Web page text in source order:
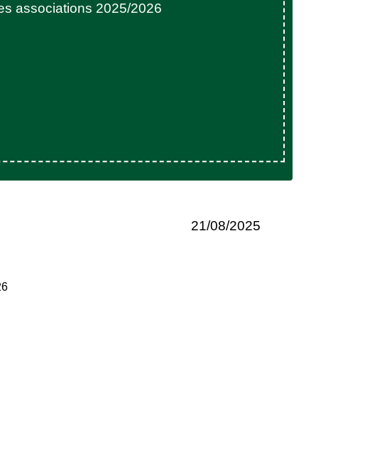
associations 2025/2026
21/08/2025